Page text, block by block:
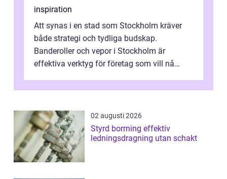
inspiration
Att synas i en stad som Stockholm kräver
både strategi och tydliga budskap.
Banderoller och vepor i Stockholm är
effektiva verktyg för företag som vill nå
02 augusti 2026
Styrd borrning effektiv
ledningsdragning utan schakt